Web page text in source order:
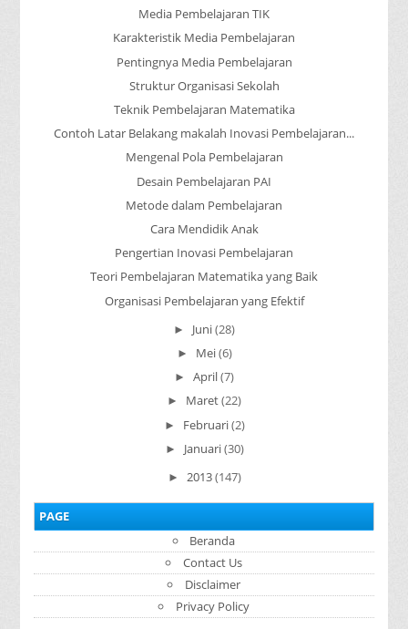
Media Pembelajaran TIK
Karakteristik Media Pembelajaran
Pentingnya Media Pembelajaran
Struktur Organisasi Sekolah
Teknik Pembelajaran Matematika
Contoh Latar Belakang makalah Inovasi Pembelajaran...
Mengenal Pola Pembelajaran
Desain Pembelajaran PAI
Metode dalam Pembelajaran
Cara Mendidik Anak
Pengertian Inovasi Pembelajaran
Teori Pembelajaran Matematika yang Baik
Organisasi Pembelajaran yang Efektif
► Juni(28)
► Mei(6)
► April(7)
► Maret(22)
► Februari(2)
► Januari(30)
► 2013(147)
PAGE
Beranda
Contact Us
Disclaimer
Privacy Policy